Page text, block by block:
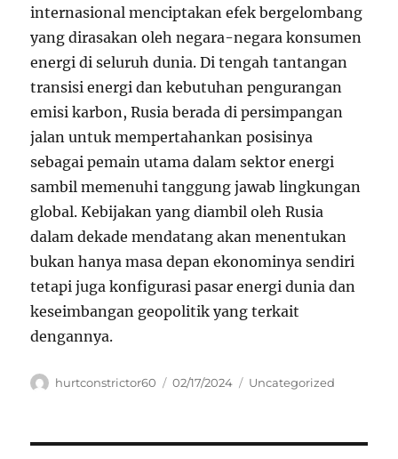
internasional menciptakan efek bergelombang
yang dirasakan oleh negara-negara konsumen
energi di seluruh dunia. Di tengah tantangan
transisi energi dan kebutuhan pengurangan
emisi karbon, Rusia berada di persimpangan
jalan untuk mempertahankan posisinya
sebagai pemain utama dalam sektor energi
sambil memenuhi tanggung jawab lingkungan
global. Kebijakan yang diambil oleh Rusia
dalam dekade mendatang akan menentukan
bukan hanya masa depan ekonominya sendiri
tetapi juga konfigurasi pasar energi dunia dan
keseimbangan geopolitik yang terkait
dengannya.
Author
hurtconstrictor60
Posted
02/17/2024 Categories
Uncategorized